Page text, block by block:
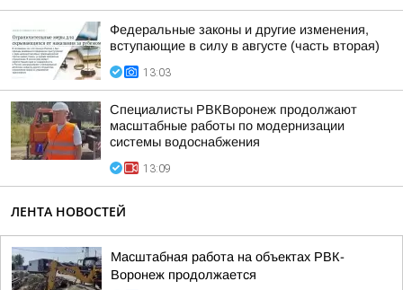
Федеральные законы и другие изменения,
вступающие в силу в августе (часть вторая)
13:03
Специалисты РВКВоронеж продолжают
масштабные работы по модернизации
системы водоснабжения
13:09
ЛЕНТА НОВОСТЕЙ
Масштабная работа на объектах РВК-
Воронеж продолжается